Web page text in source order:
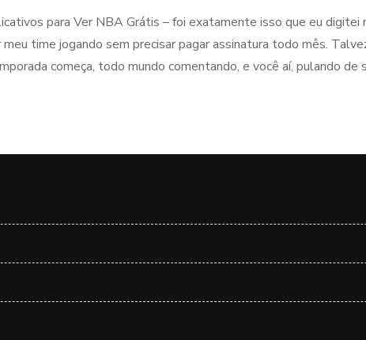
para Ver NBA Grátis – foi exatamente isso que eu digitei
time jogando sem precisar pagar assinatura todo mês.
começa, todo mundo comentando, e você aí, pulando